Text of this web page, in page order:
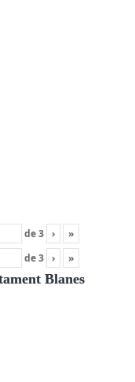
de3 ›
»
de3 › »
Blanes